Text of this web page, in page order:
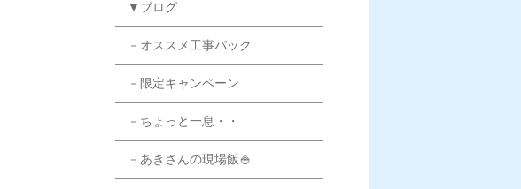
▼ブログ
－オススメ工事パック
－限定キャンペーン
－ちょっと一息・・
－あきさんの現場飯🍚